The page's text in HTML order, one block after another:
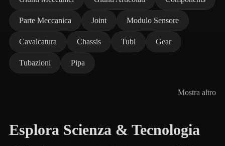
Parte Meccanica Joint Modulo Sensore
Cavalcatura Chassis Tubi Gear
Tubazioni Pipa
Mostra altro
Esplora Scienza & Tecnologia